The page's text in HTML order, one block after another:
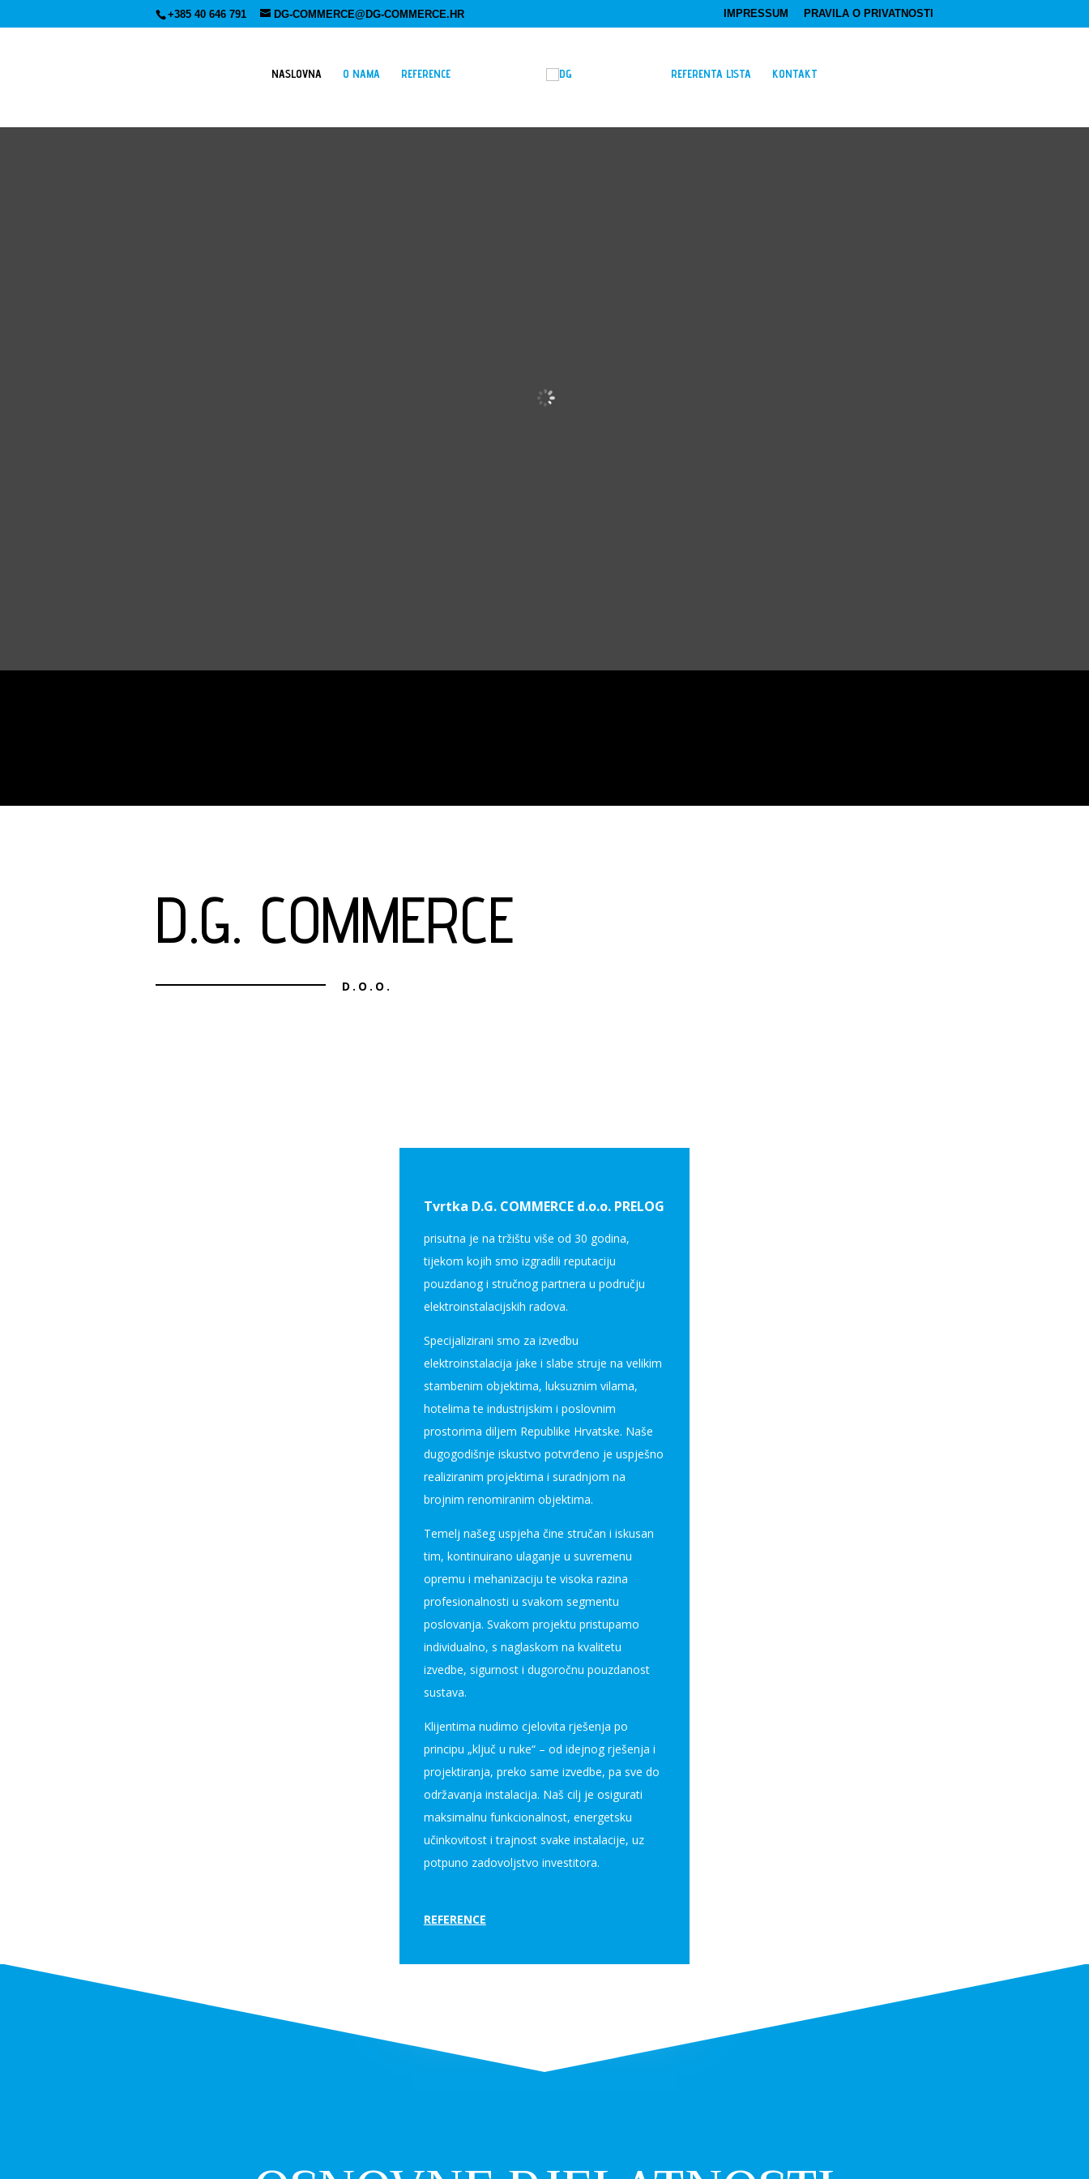
+385 40 646 791 DG-COMMERCE@DG-COMMERCE.HR IMPRESSUM PRAVILA O PRIVATNOSTI
NASLOVNA O NAMA REFERENCE REFERENTA LISTA KONTAKT
D.G. COMMERCE
D.O.O.
Tvrtka D.G. COMMERCE d.o.o. PRELOG
prisutna je na tržištu više od 30 godina,
tijekom kojih smo izgradili reputaciju
pouzdanog i stručnog partnera u području
elektroinstalacijskih radova.
Specijalizirani smo za izvedbu
elektroinstalacija jake i slabe struje na velikim
stambenim objektima, luksuznim vilama,
hotelima te industrijskim i poslovnim
prostorima diljem Republike Hrvatske. Naše
dugogodišnje iskustvo potvrđeno je uspješno
realiziranim projektima i suradnjom na
brojnim renomiranim objektima.
Temelj našeg uspjeha čine stručan i iskusan
tim, kontinuirano ulaganje u suvremenu
opremu i mehanizaciju te visoka razina
profesionalnosti u svakom segmentu
poslovanja. Svakom projektu pristupamo
individualno, s naglaskom na kvalitetu
izvedbe, sigurnost i dugoročnu pouzdanost
sustava.
Klijentima nudimo cjelovita rješenja po
principu „ključ u ruke“ – od idejnog rješenja i
projektiranja, preko same izvedbe, pa sve do
održavanja instalacija. Naš cilj je osigurati
maksimalnu funkcionalnost, energetsku
učinkovitost i trajnost svake instalacije, uz
potpuno zadovoljstvo investitora.
REFERENCE